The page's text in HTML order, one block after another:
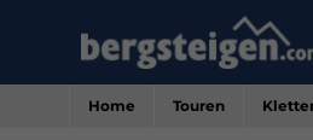
Home Touren